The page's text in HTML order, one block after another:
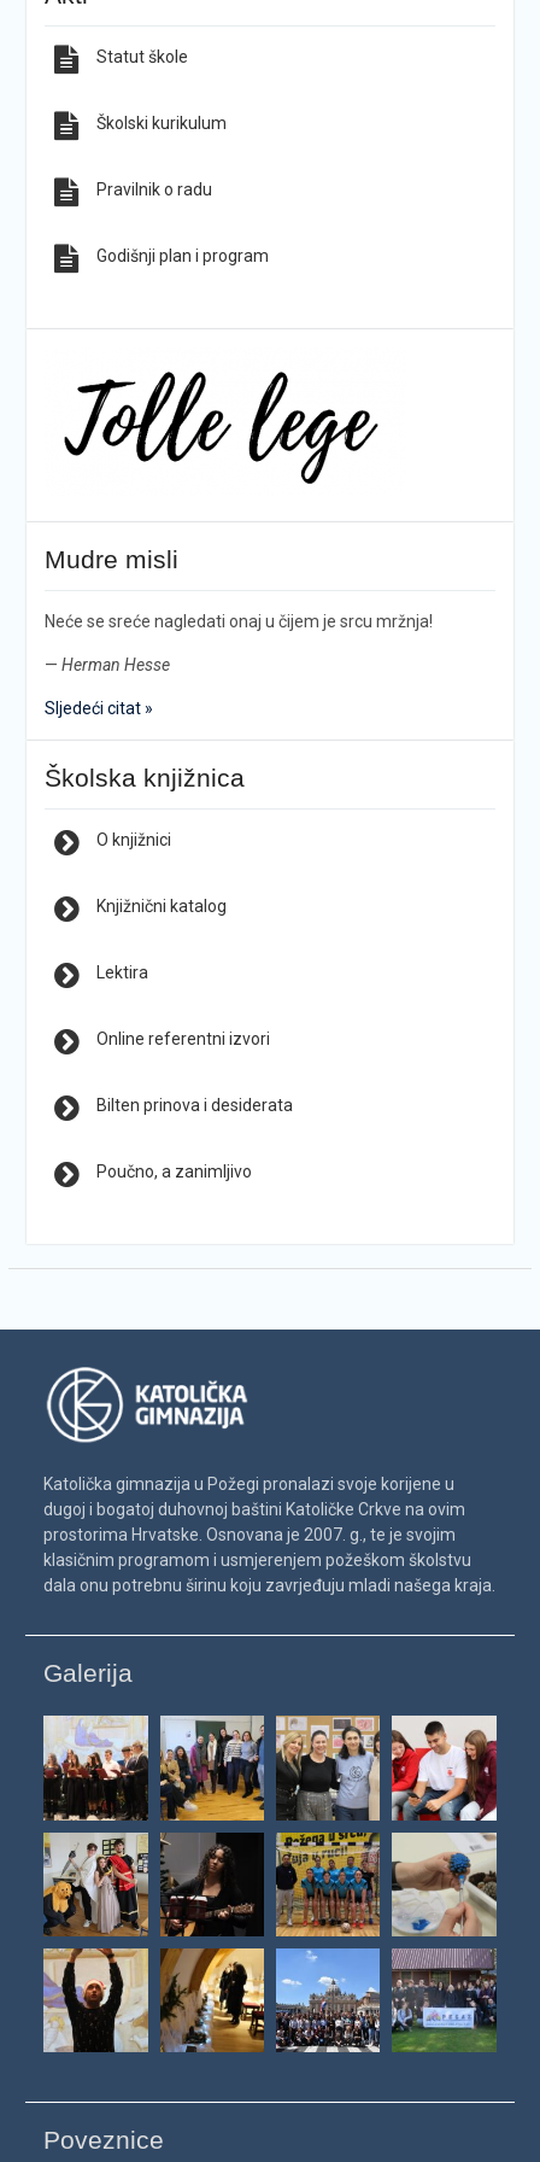
Statut škole
Školski kurikulum
Pravilnik o radu
Godišnji plan i program
Mudre misli
Neće se sreće nagledati onaj u čijem je srcu mržnja!
— Herman Hesse
Sljedeći citat »
Školska knjižnica
O knjižnici
Knjižnični katalog
Lektira
Online referentni izvori
Bilten prinova i desiderata
Poučno, a zanimljivo
Katolička gimnazija u Požegi pronalazi svoje korijene u
dugoj i bogatoj duhovnoj baštini Katoličke Crkve na ovim
prostorima Hrvatske. Osnovana je 2007. g., te je svojim
klasičnim programom i usmjerenjem požeškom školstvu
dala onu potrebnu širinu koju zavrjeđuju mladi našega kraja.
Galerija
Poveznice